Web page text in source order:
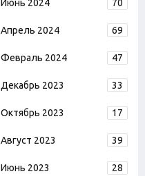
Июнь 2024 70
Апрель 2024 69
Февраль 2024 47
Декабрь 2023 33
Октябрь 2023 17
Август 2023 39
Июнь 2023 28